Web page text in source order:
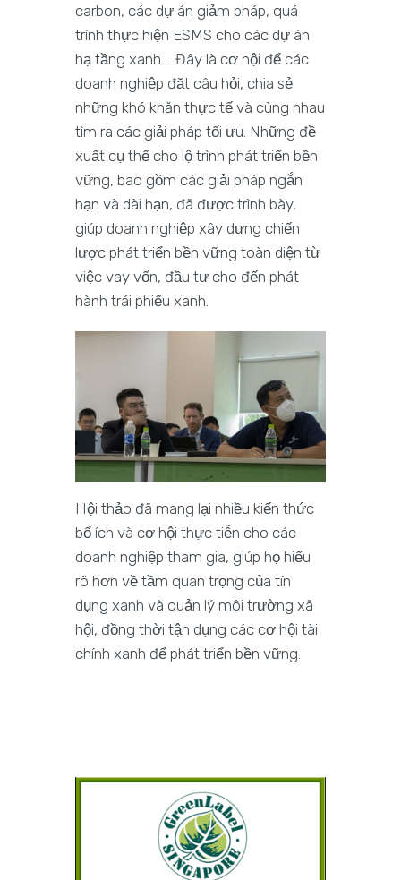
carbon, các dự án giảm pháp, quá
trình thực hiện ESMS cho các dự án
hạ tầng xanh…. Đây là cơ hội để các
doanh nghiệp đặt câu hỏi, chia sẻ
những khó khăn thực tế và cùng nhau
tìm ra các giải pháp tối ưu. Những đề
xuất cụ thể cho lộ trình phát triển bền
vững, bao gồm các giải pháp ngắn
hạn và dài hạn, đã được trình bày,
giúp doanh nghiệp xây dựng chiến
lược phát triển bền vững toàn diện từ
việc vay vốn, đầu tư cho đến phát
hành trái phiếu xanh.
Hội thảo đã mang lại nhiều kiến thức
bổ ích và cơ hội thực tiễn cho các
doanh nghiệp tham gia, giúp họ hiểu
rõ hơn về tầm quan trọng của tín
dụng xanh và quản lý môi trường xã
hội, đồng thời tận dụng các cơ hội tài
chính xanh để phát triển bền vững.